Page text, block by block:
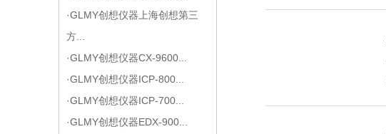
·GLMY创想仪器上海创想第三
方...
·GLMY创想仪器CX-9600...
·GLMY创想仪器ICP-800...
·GLMY创想仪器ICP-700...
·GLMY创想仪器EDX-900...